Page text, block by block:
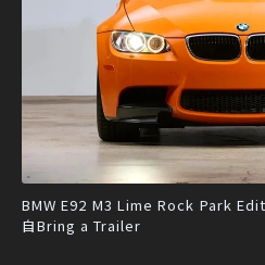
BMW E92 M3 Lime Rock Park
自Bring a Trailer